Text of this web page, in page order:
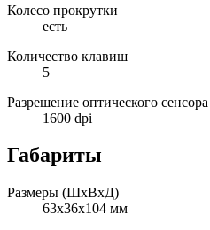
Колесо прокрутки
есть
Количество клавиш
5
Разрешение оптического сенсора
1600 dpi
Габариты
Размеры (ШxВxД)
63x36x104 мм